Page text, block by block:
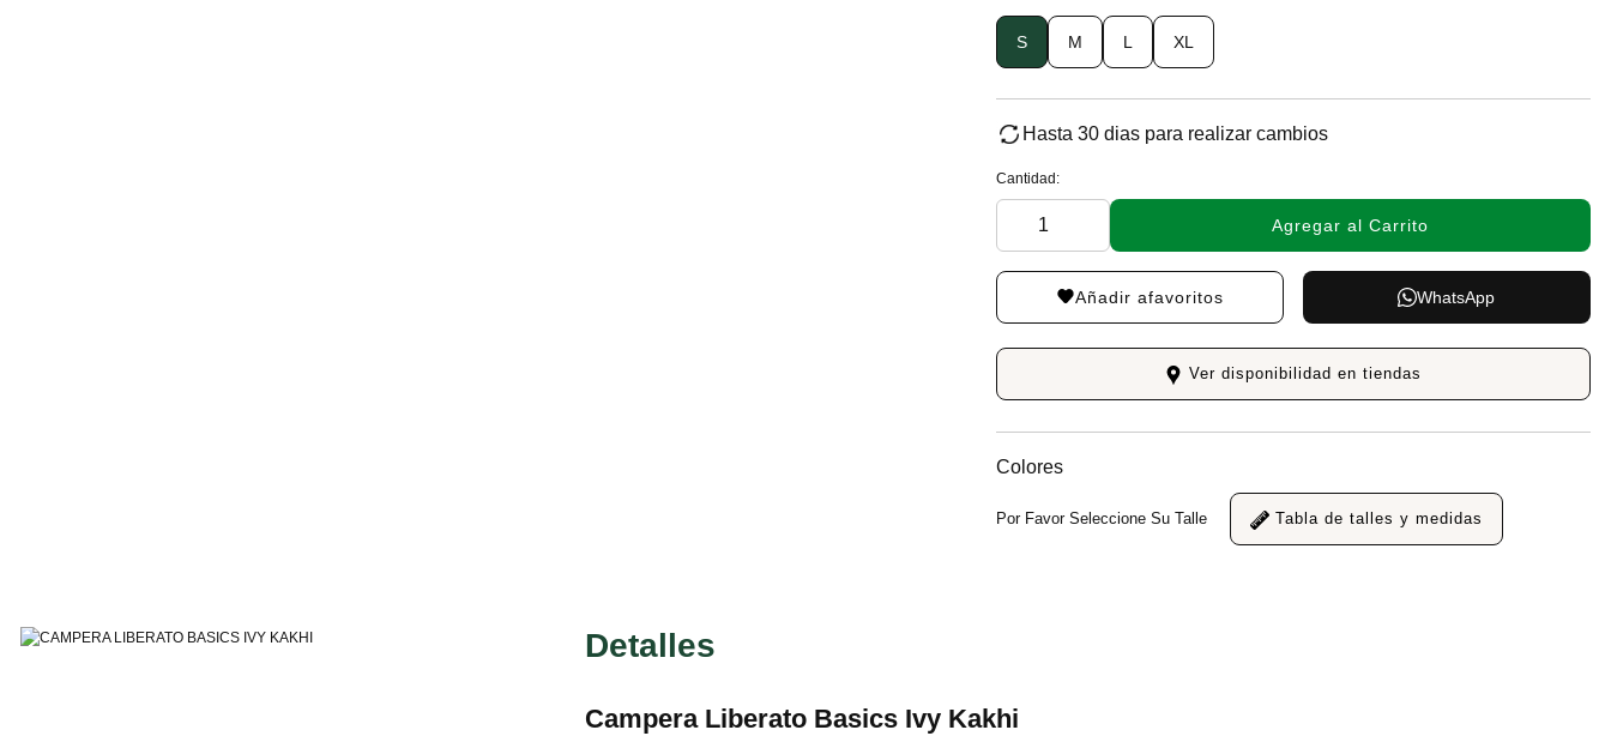
S M L XL
Hasta 30 dias para realizar cambios
Cantidad:
Agregar al Carrito
Añadir afavoritos WhatsApp
Ver disponibilidad en tiendas
Colores
Por Favor Seleccione Su Talle Tabla de talles y medidas
Detalles
Campera Liberato Basics Ivy Kakhi